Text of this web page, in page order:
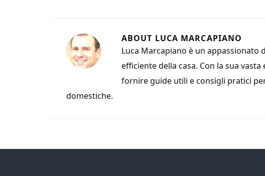
ABOUT LUCA MARCAPIANO
Luca Marcapiano è un appassionato
efficiente della casa. Con la sua
fornire guide utili e consigli pratici
domestiche.